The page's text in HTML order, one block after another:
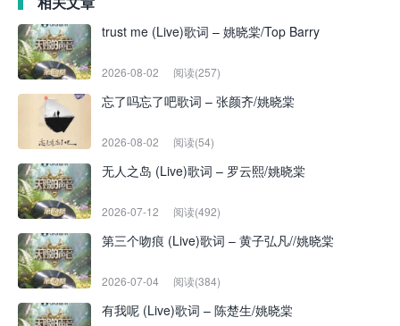
trust me (Live)歌词 – 姚晓棠/Top Barry
2026-08-02 阅读(257)
忘了吗忘了吧歌词 – 张颜齐/姚晓棠
2026-08-02 阅读(54)
无人之岛 (Live)歌词 – 罗云熙/姚晓棠
2026-07-12 阅读(492)
第三个吻痕 (Live)歌词 – 黄子弘凡//姚晓棠
2026-07-04 阅读(384)
有我呢 (Live)歌词 – 陈楚生/姚晓棠